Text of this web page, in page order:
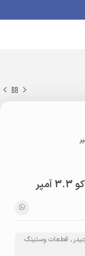
, قطعات وستینگ